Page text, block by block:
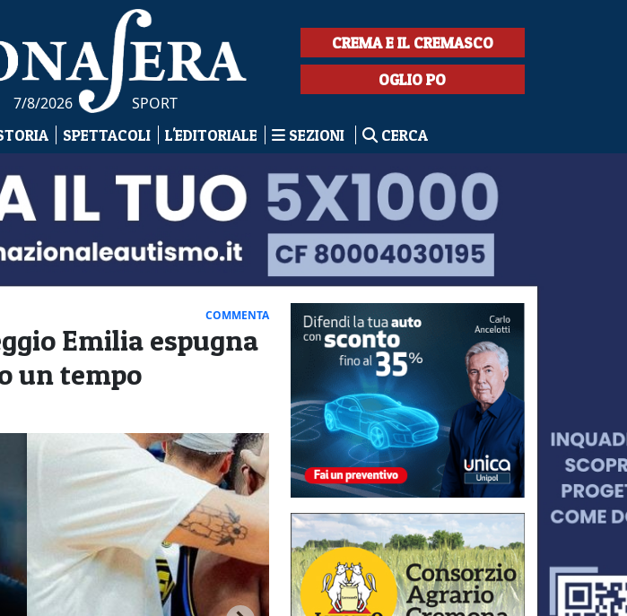
7/8/2026 SPORT
CREMA E IL CREMASCO
OGLIO PO
SPETTACOLI L'EDITORIALE SEZIONI CERCA
COMMENTA
Emilia espugna
un tempo